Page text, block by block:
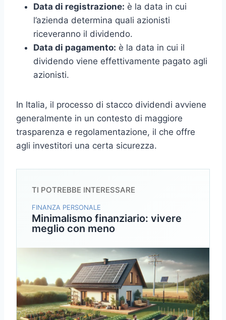
Data di registrazione: è la data in cui
l’azienda determina quali azionisti
riceveranno il dividendo.
Data di pagamento: è la data in cui il
dividendo viene effettivamente pagato agli
azionisti.
In Italia, il processo di stacco dividendi avviene
generalmente in un contesto di maggiore
trasparenza e regolamentazione, il che offre
agli investitori una certa sicurezza.
TI POTREBBE INTERESSARE
FINANZA PERSONALE
Minimalismo finanziario: vivere
meglio con meno